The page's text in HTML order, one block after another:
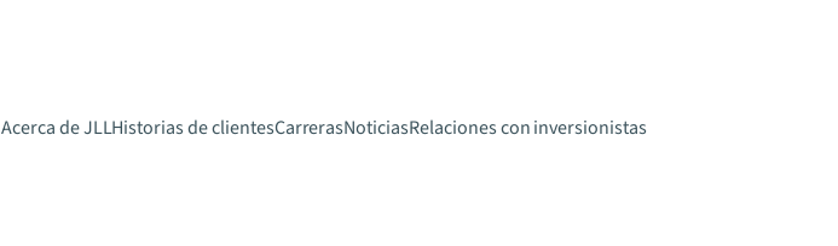
Acerca de JLLHistorias de clientesCarrerasNoticiasRelaciones con inversionistas